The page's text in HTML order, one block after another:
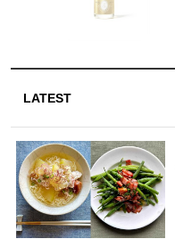
LATEST